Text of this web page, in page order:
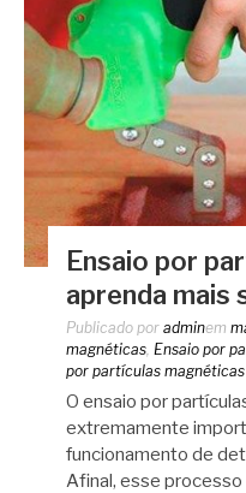
Ensaio por
aprenda mais
Publicado por adminem
magnéticas Ensaio por
por partículas
O ensaio por
extremamente
funcionamento de
Afinal, esse